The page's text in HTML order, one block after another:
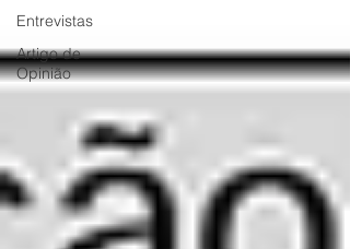
Entrevistas
Artigo de
Opinião